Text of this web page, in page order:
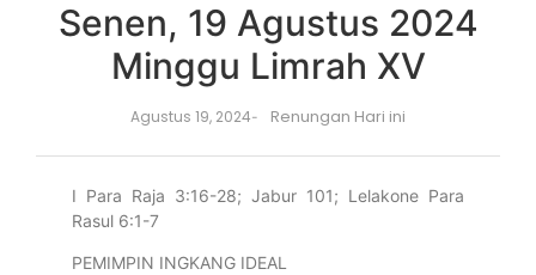
Senen, 19 Agustus 2024
Minggu Limrah XV
Agustus 19, 2024- Renungan Hari ini
I Para Raja 3:16-28; Jabur 101; Lelakone Para
Rasul 6:1-7
PEMIMPIN INGKANG IDEAL